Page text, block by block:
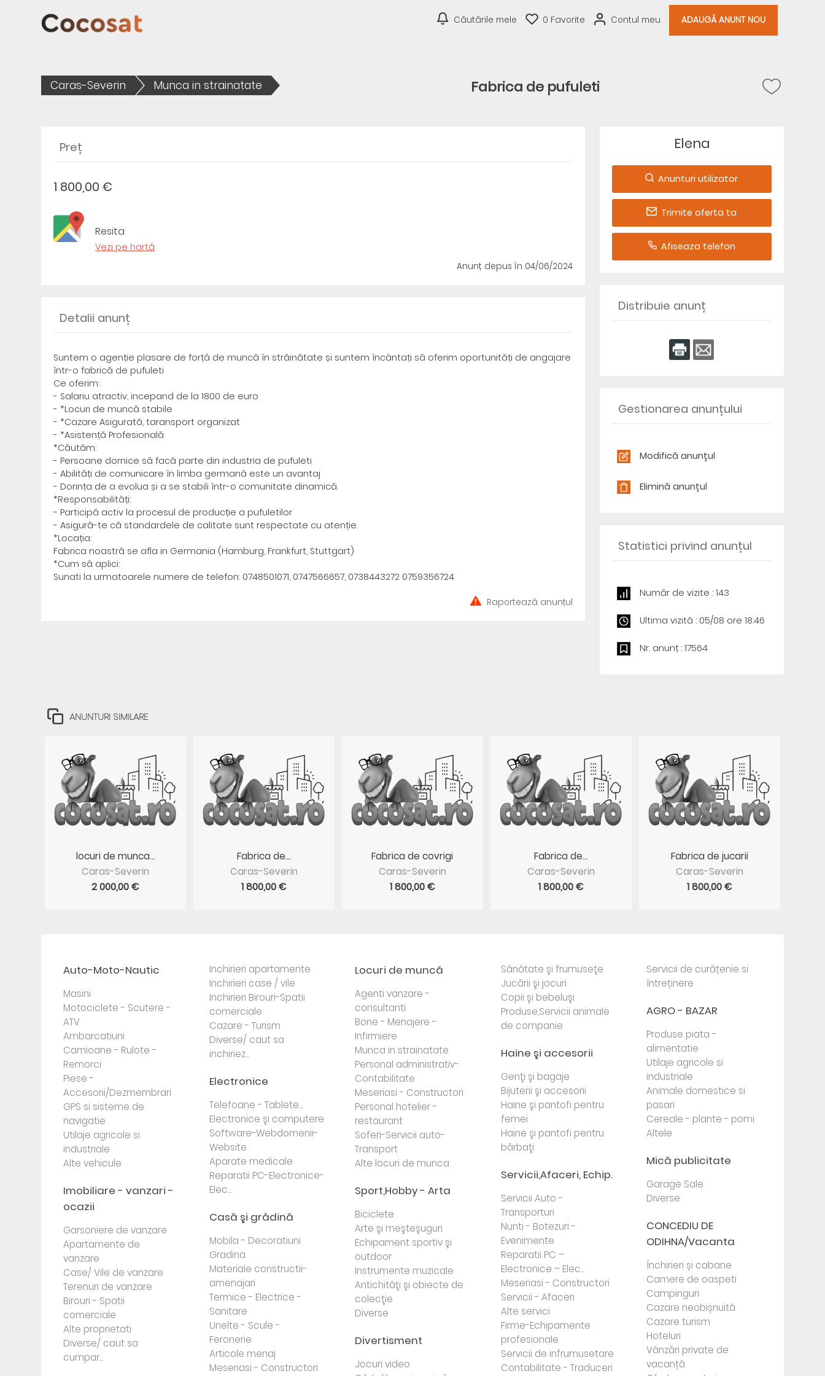
Căutările mele 0 Favorite Contul meu ADAUGĂ ANUNT NOU
Caras-Severin Munca in strainatate Fabrica de pufuleti
Preț
1 800,00 €
Resita
Vezi pe hartă
Anunț depus în 04/06/2024
Detalii anunț
Suntem o agenție plasare de forță de muncă în străinătate și suntem încântați să oferim oportunități de angajare
într-o fabrică de pufuleti
Ce oferim:
- Salariu atractiv, incepand de la 1800 de euro
- *Locuri de muncă stabile
- *Cazare Asigurată, taransport organizat
- *Asistență Profesională
*Căutăm:
- Persoane dornice să facă parte din industria de pufuleti
- Abilități de comunicare în limba germană este un avantaj
- Dorința de a evolua și a se stabili într-o comunitate dinamică.
*Responsabilități:
- Participă activ la procesul de producție a pufuletilor
- Asigură-te că standardele de calitate sunt respectate cu atenție.
*Locația:
Fabrica noastră se afla in Germania (Hamburg, Frankfurt, Stuttgart)
*Cum să aplici:
Sunati la urmatoarele numere de telefon: 0748501071, 0747566657, 0738443272 0759356724
Raportează anunțul
Elena
Anunturi utilizator
Trimite oferta ta
Afiseaza telefon
Distribuie anunț
Gestionarea anunțului
Modifică anunțul
Elimină anunțul
Statistici privind anunțul
Număr de vizite : 143
Ultima vizită : 05/08 ore 18:46
Nr. anunț : 17564
ANUNTURI SIMILARE
locuri de munca...
Caras-Severin
2 000,00 €
Fabrica de...
Caras-Severin
1 800,00 €
Fabrica de covrigi
Caras-Severin
1 800,00 €
Fabrica de...
Caras-Severin
1 800,00 €
Fabrica de jucarii
Caras-Severin
1 800,00 €
Auto-Moto-Nautic
Masini
Motociclete - Scutere -
ATV
Ambarcatiuni
Camioane - Rulote -
Remorci
Piese -
Accesorii/Dezmembrari
GPS si sisteme de
navigatie
Utilaje agricole si
industriale
Alte vehicule
Imobiliare - vanzari -
ocazii
Garsoniere de vanzare
Apartamente de
vanzare
Case/ Vile de vanzare
Terenuri de vanzare
Birouri - Spatii
comerciale
Alte proprietati
Diverse/ caut sa
cumpar...
Inchirieri apartamente
Inchirieri case / vile
Inchirieri Birouri-Spatii
comerciale
Cazare - Turism
Diverse/ caut sa
inchiriez...
Electronice
Telefoane - Tablete...
Electronice şi computere
Software-Webdomenii-
Website
Aparate medicale
Reparatii PC-Electronice-
Elec...
Casă şi grădină
Mobila - Decoratiuni
Gradina
Materiale constructii-
amenajari
Termice - Electrice -
Sanitare
Unelte - Scule -
Feronerie
Articole menaj
Meseriasi - Constructori
Locuri de muncă
Agenti vanzare -
consultanti
Bone - Menajere -
Infirmiere
Munca in strainatate
Personal administrativ-
Contabilitate
Meseriasi - Constructori
Personal hotelier -
restaurant
Soferi-Servicii auto-
Transport
Alte locuri de munca
Sport,Hobby - Arta
Biciclete
Arte şi meşteşuguri
Echipament sportiv şi
outdoor
Instrumente muzicale
Antichităţi şi obiecte de
colecţie
Diverse
Divertisment
Jocuri video
Sănătate şi frumuseţe
Jucării şi jocuri
Copii şi bebeluşi
Produse,Servicii animale
de companie
Haine şi accesorii
Genţi şi bagaje
Bijuterii şi accesorii
Haine şi pantofi pentru
femei
Haine şi pantofi pentru
bărbaţi
Servicii,Afaceri, Echip.
Servicii Auto -
Transporturi
Nunti - Botezuri -
Evenimente
Reparatii PC –
Electronice – Elec...
Meseriasi - Constructori
Servicii - Afaceri
Alte servici
Firme-Echipamente
profesionale
Servicii de infrumusetare
Contabilitate - Traduceri
Servicii de curățenie si
întreținere
AGRO - BAZAR
Produse piata -
alimentatie
Utilaje agricole si
industriale
Animale domestice si
pasari
Cereale - plante - pomi
Altele
Mică publicitate
Garage Sale
Diverse
CONCEDIU DE
ODIHNA/Vacanta
Închirieri și cabane
Camere de oaspeti
Campinguri
Cazare neobișnuită
Cazare turism
Hoteluri
Vânzări private de
vacanță